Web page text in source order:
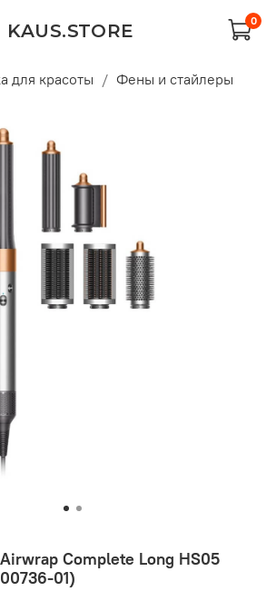
KAUS.STORE 0
для красоты Фены и стайлеры
Complete Long HS05
01)